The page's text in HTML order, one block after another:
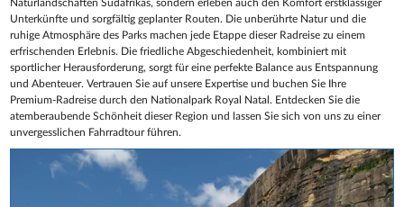
Naturlandschaften Südafrikas, sondern erleben auch den Komfort erstklassiger
Unterkünfte und sorgfältig geplanter Routen. Die unberührte Natur und die
ruhige Atmosphäre des Parks machen jede Etappe dieser Radreise zu einem
erfrischenden Erlebnis. Die friedliche Abgeschiedenheit, kombiniert mit
sportlicher Herausforderung, sorgt für eine perfekte Balance aus Entspannung
und Abenteuer. Vertrauen Sie auf unsere Expertise und buchen Sie Ihre
Premium-Radreise durch den Nationalpark Royal Natal. Entdecken Sie die
atemberaubende Schönheit dieser Region und lassen Sie sich von uns zu einer
unvergesslichen Fahrradtour führen.